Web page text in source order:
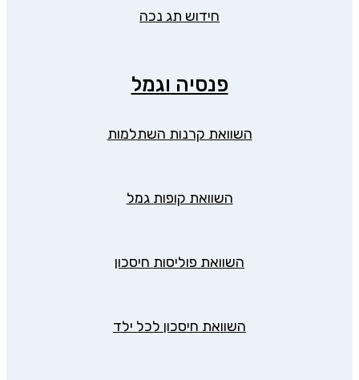
חידוש תג נכה
פנסיה וגמל
השוואת קרנות השתלמות
השוואת קופות גמל
השוואת פוליסות חיסכון
השוואת חיסכון לכל ילד